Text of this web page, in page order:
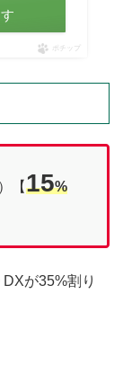
ポチップ
【15%
が35%割り